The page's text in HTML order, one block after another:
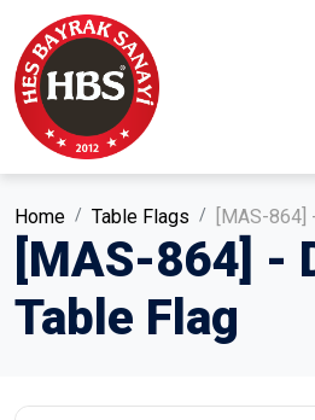
Home Table Flags [MAS-864]
[MAS-864] -
Table Flag